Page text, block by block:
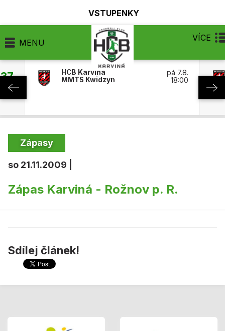
VSTUPENKY
MENU VÍCE
HCB Karviná
MMTS Kwidzyn
pá 7.8.
18:00
Zápasy
so 21.11.2009 |
Zápas Karviná - Rožnov p. R.
Sdílej článek!